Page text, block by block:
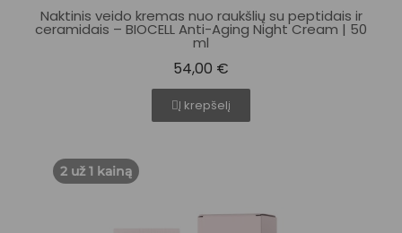
Naktinis veido kremas nuo raukšlių su peptidais ir
ceramidais – BIOCELL Anti-Aging Night Cream | 50
ml
54,00 €
Į krepšelį
2 už 1 kainą